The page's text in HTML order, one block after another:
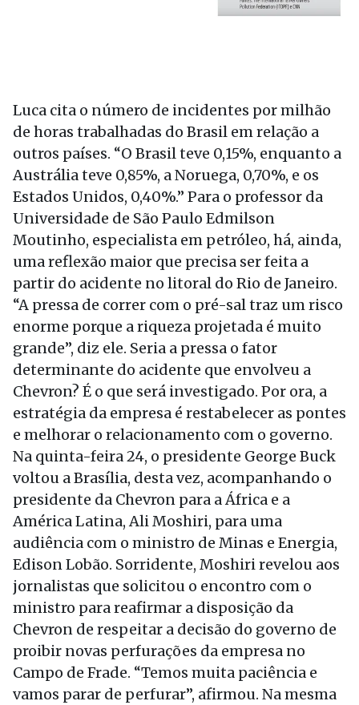
Luca cita o número de incidentes por milhão
de horas trabalhadas do Brasil em relação a
outros países. “O Brasil teve 0,15%, enquanto a
Austrália teve 0,85%, a Noruega, 0,70%, e os
Estados Unidos, 0,40%.” Para o professor da
Universidade de São Paulo Edmilson
Moutinho, especialista em petróleo, há, ainda,
uma reflexão maior que precisa ser feita a
partir do acidente no litoral do Rio de Janeiro.
“A pressa de correr com o pré-sal traz um risco
enorme porque a riqueza projetada é muito
grande”, diz ele. Seria a pressa o fator
determinante do acidente que envolveu a
Chevron? É o que será investigado. Por ora, a
estratégia da empresa é restabelecer as pontes
e melhorar o relacionamento com o governo.
Na quinta-feira 24, o presidente George Buck
voltou a Brasília, desta vez, acompanhando o
presidente da Chevron para a África e a
América Latina, Ali Moshiri, para uma
audiência com o ministro de Minas e Energia,
Edison Lobão. Sorridente, Moshiri revelou aos
jornalistas que solicitou o encontro com o
ministro para reafirmar a disposição da
Chevron de respeitar a decisão do governo de
proibir novas perfurações da empresa no
Campo de Frade. “Temos muita paciência e
vamos parar de perfurar”, afirmou. Na mesma